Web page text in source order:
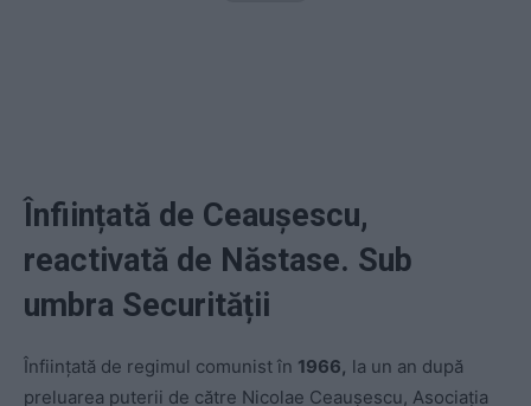
Înființată de Ceaușescu,
reactivată de Năstase. Sub
umbra Securității
Înființată de regimul comunist în 1966, la un an după
preluarea puterii de către Nicolae Ceaușescu, Asociaţia